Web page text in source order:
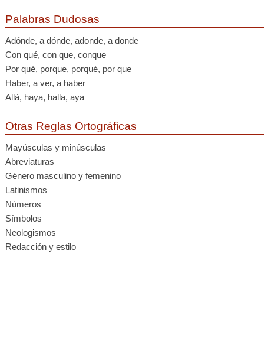
Palabras Dudosas
Adónde, a dónde, adonde, a donde
Con qué, con que, conque
Por qué, porque, porqué, por que
Haber, a ver, a haber
Allá, haya, halla, aya
Otras Reglas Ortográficas
Mayúsculas y minúsculas
Abreviaturas
Género masculino y femenino
Latinismos
Números
Símbolos
Neologismos
Redacción y estilo